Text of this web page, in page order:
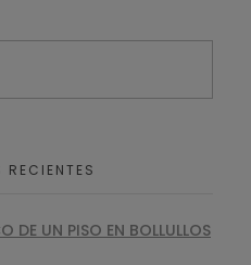
RECIENTES
DE UN PISO EN BOLLULLOS